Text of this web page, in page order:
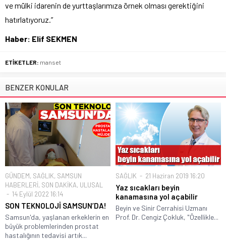
ve mülki idarenin de yurttaşlarımıza örnek olması gerektiğini
hatırlatıyoruz.”
Haber: Elif SEKMEN
ETİKETLER: manset
BENZER KONULAR
GÜNDEM, SAĞLIK, SAMSUN
HABERLERİ, SON DAKİKA, ULUSAL
14 Eylül 2022 16:14
SON TEKNOLOJİ SAMSUN’DA!
Samsun'da, yaşlanan erkeklerin en
büyük problemlerinden prostat
hastalığının tedavisi artık...
SAĞLIK 21 Haziran 2019 16:20
Yaz sıcakları beyin
kanamasına yol açabilir
Beyin ve Sinir Cerrahisi Uzmanı
Prof. Dr. Cengiz Çokluk, "Özellikle...